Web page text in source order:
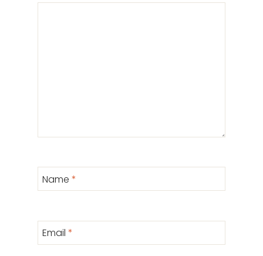
Name *
Email *